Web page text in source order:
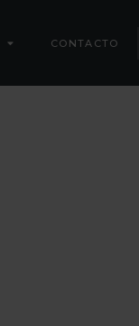
CONTACTO